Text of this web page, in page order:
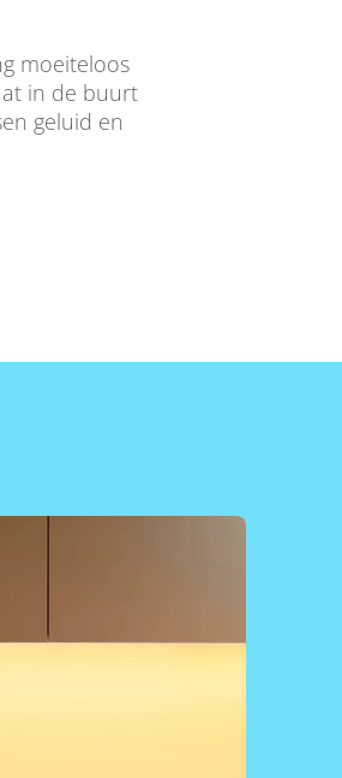
moeiteloos
in de buurt
geluid en